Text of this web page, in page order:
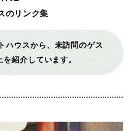
のリンク集
ハウスから、未訪問のゲス
紹介しています。